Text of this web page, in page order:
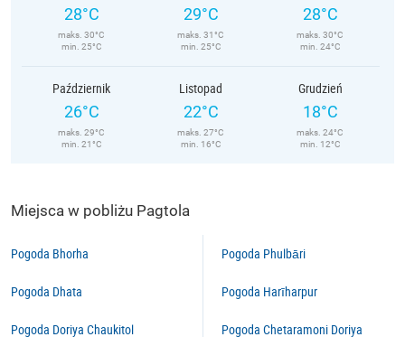
28°C
maks. 30°C
min. 25°C
29°C
maks. 31°C
min. 25°C
28°C
maks. 30°C
min. 24°C
Październik
26°C
maks. 29°C
min. 21°C
Listopad
22°C
maks. 27°C
min. 16°C
Grudzień
18°C
maks. 24°C
min. 12°C
Miejsca w pobliżu Pagtola
Pogoda Bhorha
Pogoda Dhata
Pogoda Doriya Chaukitol
Pogoda Phulbāri
Pogoda Harīharpur
Pogoda Chetaramoni Doriya